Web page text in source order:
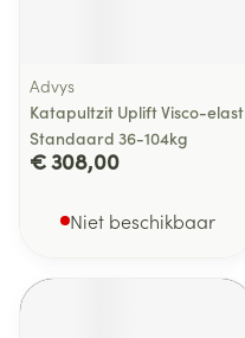
Advys
Katapultzit Uplift Visco-elast
Standaard 36-104kg
€ 308,00
Niet beschikbaar